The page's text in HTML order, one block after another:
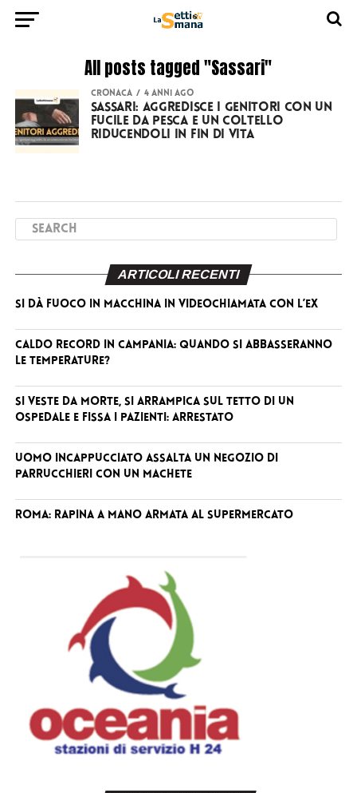
All posts tagged "Sassari"
CRONACA 4 anni ago
Sassari: aggredisce i genitori con un
fucile da pesca e un coltello
riducendoli in fin di vita
ARTICOLI RECENTI
Si dà fuoco in macchina in videochiamata con l’ex
Caldo record in Campania: quando si abbasseranno
le temperature?
Si veste da Morte, si arrampica sul tetto di un
ospedale e fissa i pazienti: arrestato
Uomo incappucciato assalta un negozio di
parrucchieri con un machete
Roma: rapina a mano armata al supermercato